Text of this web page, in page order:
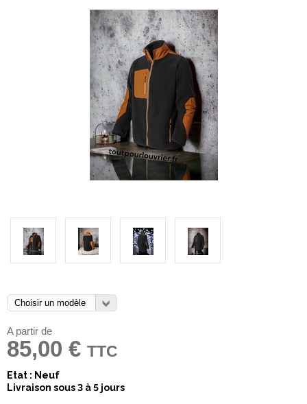
A partir de
85,00 € TTC
Etat : Neuf
Livraison sous 3 à 5 jours